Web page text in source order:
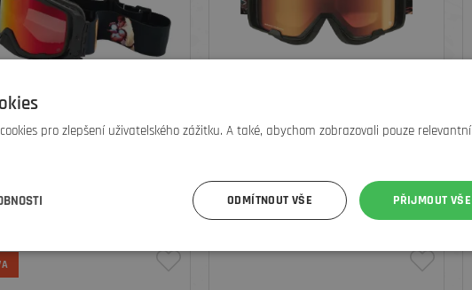
SJEZDOVÉ BRÝLE STREET
2 199 Kč
MELON SJEZDOVÉ BRÝLE IRON MAIDEN
1 590 Kč
pro zlepšení uživatelského zážitku. A také, abychom zobrazovali pouze relevantní
PŘIJMOUT VŠE
ODMÍTNOUT VŠE